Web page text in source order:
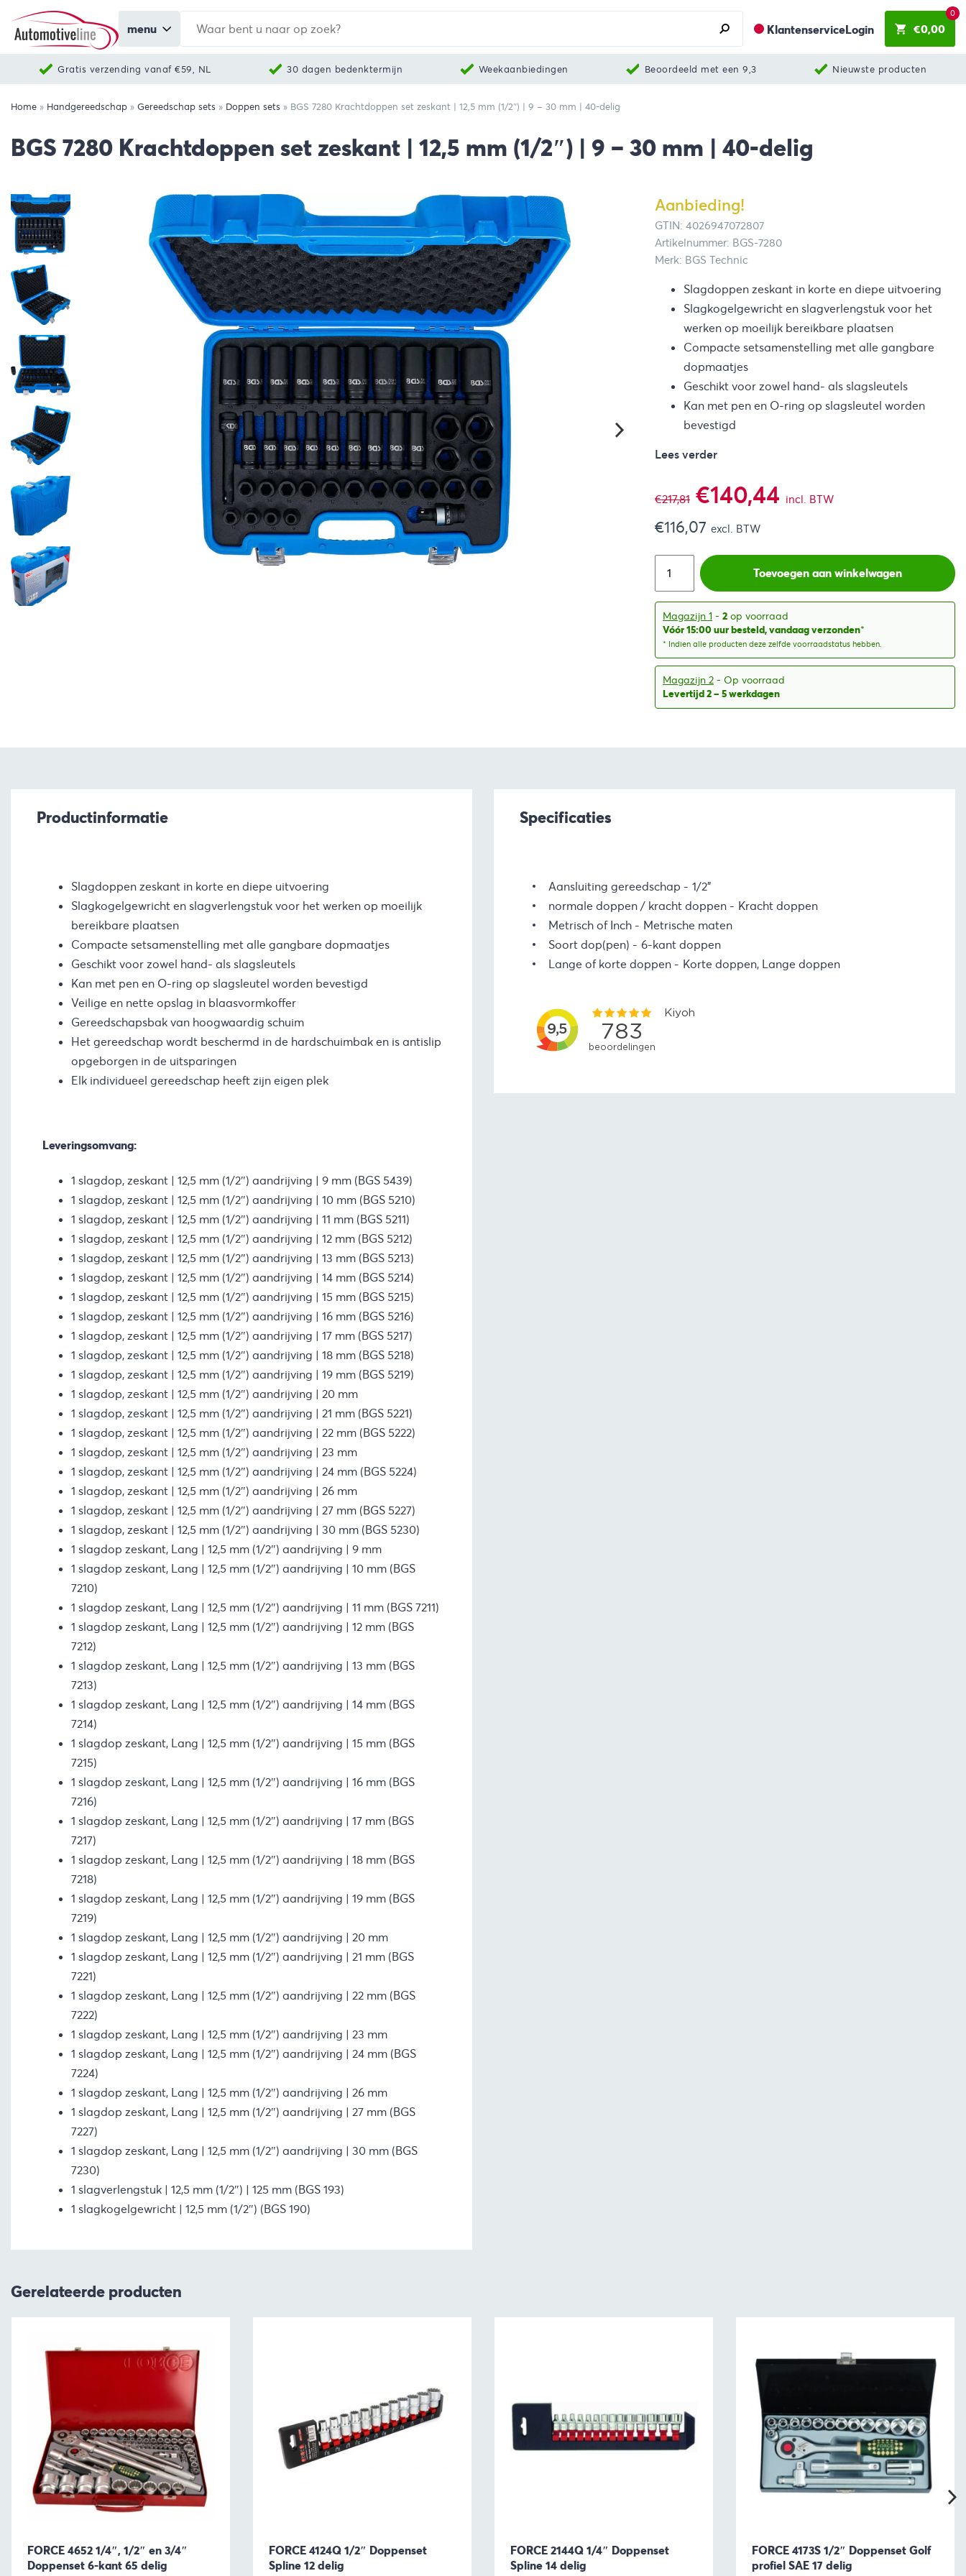
menu KlantenserviceLogin €0,00
0
Gratis verzending vanaf €59, NL 30 dagen bedenktermijn Weekaanbiedingen Beoordeeld met een 9,3 Nieuwste producten
Home » Handgereedschap » Gereedschap sets » Doppen sets » BGS 7280 Krachtdoppen set zeskant | 12,5 mm (1/2″) | 9 – 30 mm | 40-delig
BGS 7280 Krachtdoppen set zeskant | 12,5 mm (1/2″) | 9 – 30 mm | 40-delig
Aanbieding!
GTIN: 4026947072807
Artikelnummer: BGS-7280
Merk: BGS Technic
Slagdoppen zeskant in korte en diepe uitvoering
Slagkogelgewricht en slagverlengstuk voor het
werken op moeilijk bereikbare plaatsen
Compacte setsamenstelling met alle gangbare
dopmaatjes
Geschikt voor zowel hand- als slagsleutels
Kan met pen en O-ring op slagsleutel worden
bevestigd
Lees verder
€217,81 Oorspronkelijke
prijs
was:
€217,81.
€140,44 Huidige
is:
€140,44.
incl. BTW
€116,07 excl. BTW
Toevoegen aan winkelwagen
Magazijn 1 - 2 op voorraad
Vóór 15:00 uur besteld, vandaag verzonden*
* Indien alle producten deze zelfde voorraadstatus hebben.
Magazijn 2 - Op voorraad
Levertijd 2 – 5 werkdagen
Productinformatie
Slagdoppen zeskant in korte en diepe uitvoering
Slagkogelgewricht en slagverlengstuk voor het werken op moeilijk
bereikbare plaatsen
Compacte setsamenstelling met alle gangbare dopmaatjes
Geschikt voor zowel hand- als slagsleutels
Kan met pen en O-ring op slagsleutel worden bevestigd
Veilige en nette opslag in blaasvormkoffer
Gereedschapsbak van hoogwaardig schuim
Het gereedschap wordt beschermd in de hardschuimbak en is antislip
opgeborgen in de uitsparingen
Elk individueel gereedschap heeft zijn eigen plek
Leveringsomvang:
1 slagdop, zeskant | 12,5 mm (1/2″) aandrijving | 9 mm (BGS 5439)
1 slagdop, zeskant | 12,5 mm (1/2″) aandrijving | 10 mm (BGS 5210)
1 slagdop, zeskant | 12,5 mm (1/2″) aandrijving | 11 mm (BGS 5211)
1 slagdop, zeskant | 12,5 mm (1/2″) aandrijving | 12 mm (BGS 5212)
1 slagdop, zeskant | 12,5 mm (1/2″) aandrijving | 13 mm (BGS 5213)
1 slagdop, zeskant | 12,5 mm (1/2″) aandrijving | 14 mm (BGS 5214)
1 slagdop, zeskant | 12,5 mm (1/2″) aandrijving | 15 mm (BGS 5215)
1 slagdop, zeskant | 12,5 mm (1/2″) aandrijving | 16 mm (BGS 5216)
1 slagdop, zeskant | 12,5 mm (1/2″) aandrijving | 17 mm (BGS 5217)
1 slagdop, zeskant | 12,5 mm (1/2″) aandrijving | 18 mm (BGS 5218)
1 slagdop, zeskant | 12,5 mm (1/2″) aandrijving | 19 mm (BGS 5219)
1 slagdop, zeskant | 12,5 mm (1/2″) aandrijving | 20 mm
1 slagdop, zeskant | 12,5 mm (1/2″) aandrijving | 21 mm (BGS 5221)
1 slagdop, zeskant | 12,5 mm (1/2″) aandrijving | 22 mm (BGS 5222)
1 slagdop, zeskant | 12,5 mm (1/2″) aandrijving | 23 mm
1 slagdop, zeskant | 12,5 mm (1/2″) aandrijving | 24 mm (BGS 5224)
1 slagdop, zeskant | 12,5 mm (1/2″) aandrijving | 26 mm
1 slagdop, zeskant | 12,5 mm (1/2″) aandrijving | 27 mm (BGS 5227)
1 slagdop, zeskant | 12,5 mm (1/2″) aandrijving | 30 mm (BGS 5230)
1 slagdop zeskant, Lang | 12,5 mm (1/2″) aandrijving | 9 mm
1 slagdop zeskant, Lang | 12,5 mm (1/2″) aandrijving | 10 mm (BGS
7210)
1 slagdop zeskant, Lang | 12,5 mm (1/2″) aandrijving | 11 mm (BGS 7211)
1 slagdop zeskant, Lang | 12,5 mm (1/2″) aandrijving | 12 mm (BGS
7212)
1 slagdop zeskant, Lang | 12,5 mm (1/2″) aandrijving | 13 mm (BGS
7213)
1 slagdop zeskant, Lang | 12,5 mm (1/2″) aandrijving | 14 mm (BGS
7214)
1 slagdop zeskant, Lang | 12,5 mm (1/2″) aandrijving | 15 mm (BGS
7215)
1 slagdop zeskant, Lang | 12,5 mm (1/2″) aandrijving | 16 mm (BGS
7216)
1 slagdop zeskant, Lang | 12,5 mm (1/2″) aandrijving | 17 mm (BGS
7217)
1 slagdop zeskant, Lang | 12,5 mm (1/2″) aandrijving | 18 mm (BGS
7218)
1 slagdop zeskant, Lang | 12,5 mm (1/2″) aandrijving | 19 mm (BGS
7219)
1 slagdop zeskant, Lang | 12,5 mm (1/2″) aandrijving | 20 mm
1 slagdop zeskant, Lang | 12,5 mm (1/2″) aandrijving | 21 mm (BGS
7221)
1 slagdop zeskant, Lang | 12,5 mm (1/2″) aandrijving | 22 mm (BGS
7222)
1 slagdop zeskant, Lang | 12,5 mm (1/2″) aandrijving | 23 mm
1 slagdop zeskant, Lang | 12,5 mm (1/2″) aandrijving | 24 mm (BGS
7224)
1 slagdop zeskant, Lang | 12,5 mm (1/2″) aandrijving | 26 mm
1 slagdop zeskant, Lang | 12,5 mm (1/2″) aandrijving | 27 mm (BGS
7227)
1 slagdop zeskant, Lang | 12,5 mm (1/2″) aandrijving | 30 mm (BGS
7230)
1 slagverlengstuk | 12,5 mm (1/2″) | 125 mm (BGS 193)
1 slagkogelgewricht | 12,5 mm (1/2″) (BGS 190)
Specificaties
Aansluiting gereedschap
1/2"
normale doppen / kracht doppen
Kracht doppen
Metrisch of Inch
Metrische maten
Soort dop(pen)
6-kant doppen
Lange of korte doppen
Korte doppen, Lange doppen
Gerelateerde producten
FORCE 4652 1/4″, 1/2″ en 3/4″
Doppenset 6-kant 65 delig
FORCE 4124Q 1/2″ Doppenset
Spline 12 delig
FORCE 2144Q 1/4″ Doppenset
Spline 14 delig
FORCE 4173S 1/2″ Doppenset Golf
profiel SAE 17 delig